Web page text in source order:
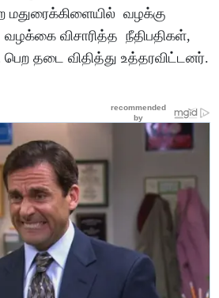
மதுரைக்கிளையில் வழக்கு
விசாரித்த நீதிபதிகள்,
பெற தடை விதித்து உத்தரவிட்டனர்.